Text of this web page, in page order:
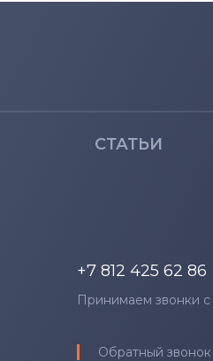
СТАТЬИ
+7 812 425 62 86
Принимаем звонки с
Обратный звонок